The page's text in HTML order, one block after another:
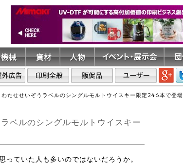
たせせいぞうラベルのシングルモルトウイスキー限定246本で登場
ベルのシングルモルトウイスキー
っていた人も多いのではないだろうか。